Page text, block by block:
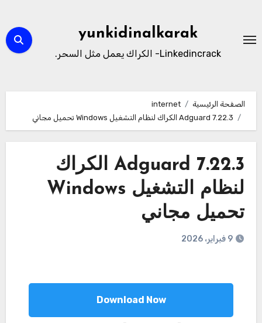
المحتوى
yunkidinalkarak
Linkedincrack- الكراك يعمل مثل السحر.
الصفحة الرئيسية
internet
Adguard 7.22.3 الكراك لنظام التشغيل Windows تحميل مجاني
Adguard 7.22.3 الكراك
لنظام التشغيل Windows
تحميل مجاني
9 فبراير، 2026
Download Now